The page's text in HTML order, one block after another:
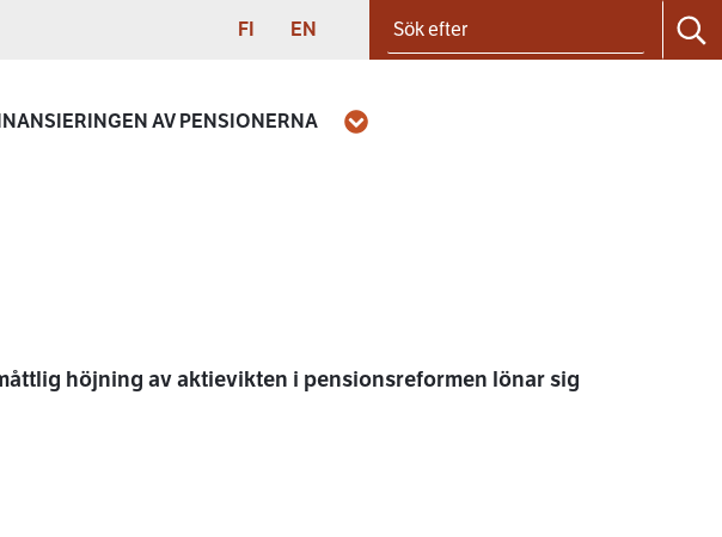
SUOMI
FI ENGLISH
EN
AV PENSIONERNA Öppna
höjning av aktievikten i pensionsreformen lönar sig